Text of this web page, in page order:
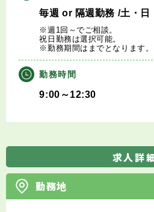
毎週 or 隔週勤務 /土・日
※週1回～でご相談。
祝日勤務は選択可能。
※勤務期間はまでとなります。
勤務時間
9:00～12:30
求人詳
勤務地